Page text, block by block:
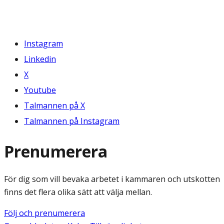
Instagram
Linkedin
X
Youtube
Talmannen på X
Talmannen på Instagram
Prenumerera
För dig som vill bevaka arbetet i kammaren och utskotten
finns det flera olika sätt att välja mellan.
Följ och prenumerera